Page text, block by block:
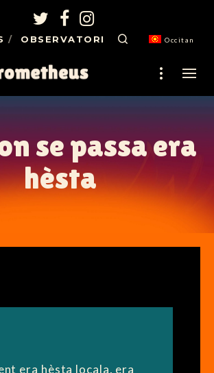
OBSERVATORI Occitan
se passa era
hèsta
era hèsta locala, era